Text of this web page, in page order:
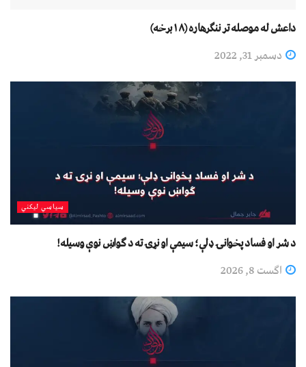
داعش له موصله تر ننګرهاره (۱۸برخه)
دسمبر 31, 2022
سیاسي لیکني
د شر او فساد پخوانۍ ډلې؛ سیمې او نړۍ ته د ګواښ نوې وسیله!
اگست 8, 2026